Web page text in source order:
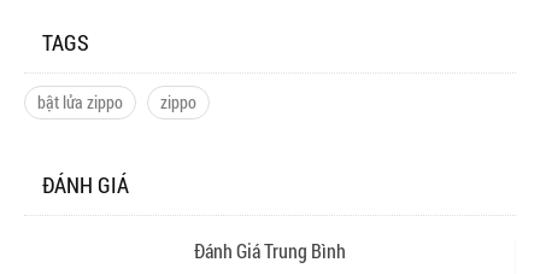
TAGS
bật lửa zippo zippo
ĐÁNH GIÁ
Đánh Giá Trung Bình